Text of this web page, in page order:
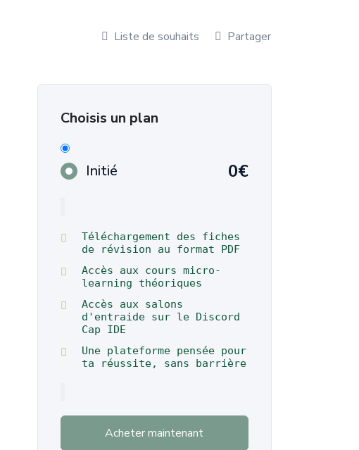
Liste de souhaits Partager
Choisis un plan
Initié 0€
Téléchargement des fiches
de révision au format PDF
Accès aux cours micro-
learning théoriques
Accès aux salons
d'entraide sur le Discord
Cap IDE
Une plateforme pensée pour
ta réussite, sans barrière
Acheter maintenant